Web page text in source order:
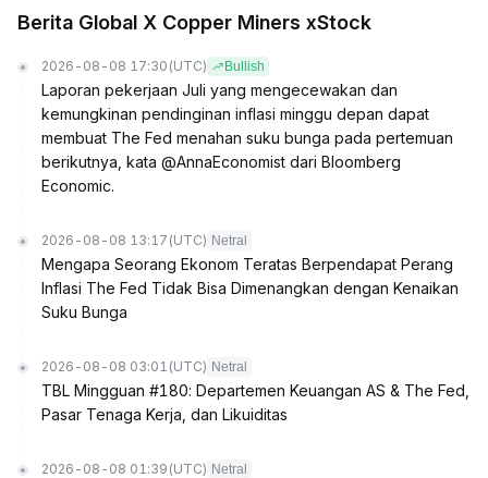
Berita Global X Copper Miners xStock
2026-08-08 17:30 (UTC) Bullish
Laporan pekerjaan Juli yang mengecewakan dan
kemungkinan pendinginan inflasi minggu depan dapat
membuat The Fed menahan suku bunga pada pertemuan
berikutnya, kata @AnnaEconomist dari Bloomberg
Economic.
2026-08-08 13:17 (UTC) Netral
Mengapa Seorang Ekonom Teratas Berpendapat Perang
Inflasi The Fed Tidak Bisa Dimenangkan dengan Kenaikan
Suku Bunga
2026-08-08 03:01 (UTC) Netral
TBL Mingguan #180: Departemen Keuangan AS & The Fed,
Pasar Tenaga Kerja, dan Likuiditas
2026-08-08 01:39 (UTC) Netral